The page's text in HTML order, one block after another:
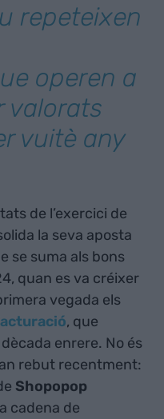
repeteixen
operen a
valorats
vuitè any
de l’exercici de
la seva aposta
se suma als bons
quan es va créixer
vegada els
, que
enrere. No és
rebut recentment:
Shopopop
cadena de